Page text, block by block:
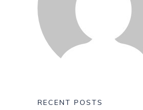
RECENT POSTS